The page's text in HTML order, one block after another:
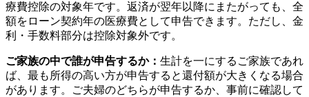
療費控除の対象年です。返済が翌年以降にまたがっても、全
額をローン契約年の医療費として申告できます。ただし、金
利・手数料部分は控除対象外です。
ご家族の中で誰が申告するか： 生計を一にするご家族であれ
ば、最も所得の高い方が申告すると還付額が大きくなる場合
があります。ご夫婦のどちらが申告するか、事前に確認して